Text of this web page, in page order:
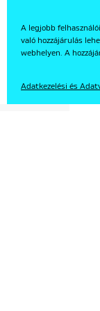
A legjobb
való hozzájárulás
webhelyen. A
Adatkezelési és
EN